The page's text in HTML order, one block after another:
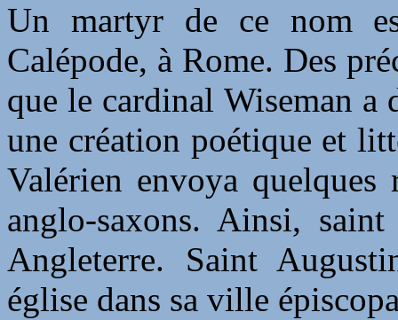
Un martyr de ce nom
Calépode, à Rome. Des
que le cardinal Wiseman
une création poétique et
Valérien envoya
anglo-saxons. Ainsi,
Angleterre. Saint
église dans sa ville